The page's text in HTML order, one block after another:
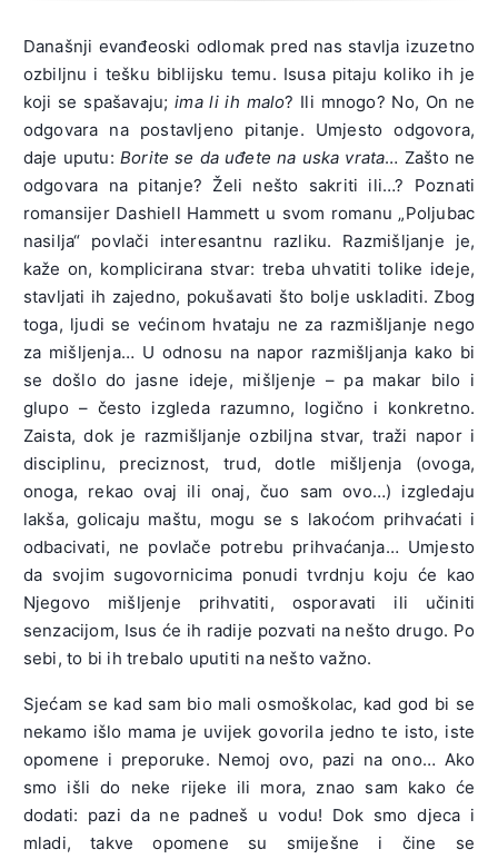
Današnji evanđeoski odlomak pred nas stavlja izuzetno
ozbiljnu i tešku biblijsku temu. Isusa pitaju koliko ih je
koji se spašavaju;ima li ih malo? Ili mnogo? No, On ne
odgovara na postavljeno pitanje. Umjesto odgovora,
daje uputu: Borite se da uđete na uska vrata… Zašto ne
odgovara na pitanje? Želi nešto sakriti ili…? Poznati
romansijer Dashiell Hammett u svom romanu „Poljubac
nasilja“ povlači interesantnu razliku. Razmišljanje je,
kaže on, komplicirana stvar: treba uhvatiti tolike ideje,
stavljati ih zajedno, pokušavati što bolje uskladiti. Zbog
toga, ljudi se većinom hvataju ne za razmišljanje nego
za mišljenja… U odnosu na napor razmišljanja kako bi
se došlo do jasne ideje, mišljenje – pa makar bilo i
glupo – često izgleda razumno, logično i konkretno.
Zaista, dok je razmišljanje ozbiljna stvar, traži napor i
disciplinu, preciznost, trud, dotle mišljenja (ovoga,
onoga, rekao ovaj ili onaj, čuo sam ovo…) izgledaju
lakša, golicaju maštu, mogu se s lakoćom prihvaćati i
odbacivati, ne povlače potrebu prihvaćanja… Umjesto
da svojim sugovornicima ponudi tvrdnju koju će kao
Njegovo mišljenje prihvatiti, osporavati ili učiniti
senzacijom, Isus će ih radije pozvati na nešto drugo. Po
sebi, to bi ih trebalo uputiti na nešto važno.
Sjećam se kad sam bio mali osmoškolac, kad god bi se
nekamo išlo mama je uvijek govorila jedno te isto, iste
opomene i preporuke. Nemoj ovo, pazi na ono… Ako
smo išli do neke rijeke ili mora, znao sam kako će
dodati: pazi da ne padneš u vodu! Dok smo djeca i
mladi, takve opomene su smiješne i čine se